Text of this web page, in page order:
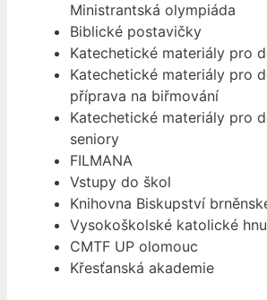
Ministrantská olympiáda
Biblické postavičky
Katechetické materiály pro
Katechetické materiály pro
příprava na biřmování
Katechetické materiály pro
seniory
FILMANA
Vstupy do škol
Knihovna Biskupství
Vysokoškolské katolické
CMTF UP olomouc
Křesťanská akademie